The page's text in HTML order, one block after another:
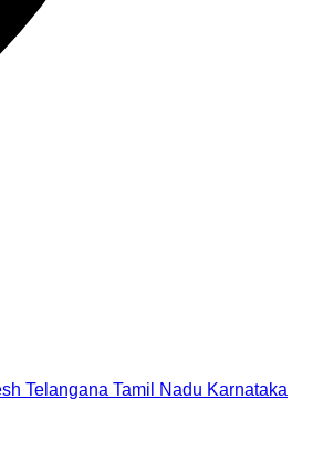
Telangana Tamil Nadu Karnataka